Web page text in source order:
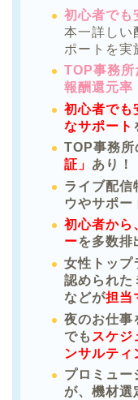
初心者でも
本一詳しい
ポートを実
TOP事務所
報酬還元率
初心者でも
なサポート
TOP事務所
証」 あり！
ライブ配信
ウやサポー
初心者から
ーを多数排
女性トップ
認められた
などが担当
夜のお仕事
でも スケジ
ンサルティ
プロミュー
が、機材選